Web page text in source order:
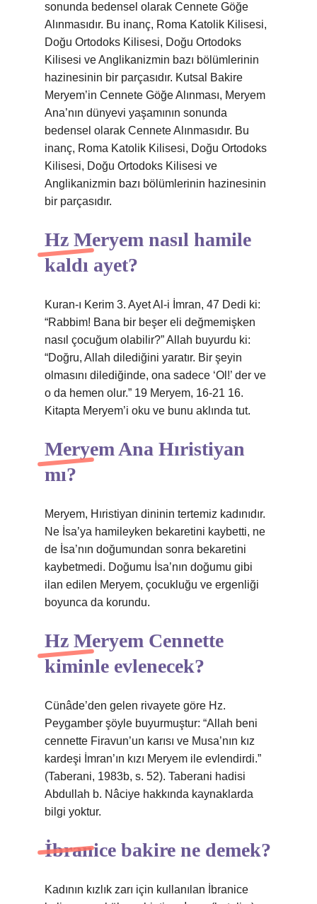
sonunda bedensel olarak Cennete Göğe
Alınmasıdır. Bu inanç, Roma Katolik Kilisesi,
Doğu Ortodoks Kilisesi, Doğu Ortodoks
Kilisesi ve Anglikanizmin bazı bölümlerinin
hazinesinin bir parçasıdır. Kutsal Bakire
Meryem’in Cennete Göğe Alınması, Meryem
Ana’nın dünyevi yaşamının sonunda
bedensel olarak Cennete Alınmasıdır. Bu
inanç, Roma Katolik Kilisesi, Doğu Ortodoks
Kilisesi, Doğu Ortodoks Kilisesi ve
Anglikanizmin bazı bölümlerinin hazinesinin
bir parçasıdır.
Hz Meryem nasıl hamile
kaldı ayet?
Kuran-ı Kerim 3. Ayet Al-i İmran, 47 Dedi ki:
“Rabbim! Bana bir beşer eli değmemişken
nasıl çocuğum olabilir?” Allah buyurdu ki:
“Doğru, Allah dilediğini yaratır. Bir şeyin
olmasını dilediğinde, ona sadece ‘Ol!’ der ve
o da hemen olur.” 19 Meryem, 16-21 16.
Kitapta Meryem’i oku ve bunu aklında tut.
Meryem Ana Hıristiyan
mı?
Meryem, Hıristiyan dininin tertemiz kadınıdır.
Ne İsa’ya hamileyken bekaretini kaybetti, ne
de İsa’nın doğumundan sonra bekaretini
kaybetmedi. Doğumu İsa’nın doğumu gibi
ilan edilen Meryem, çocukluğu ve ergenliği
boyunca da korundu.
Hz Meryem Cennette
kiminle evlenecek?
Cünâde’den gelen rivayete göre Hz.
Peygamber şöyle buyurmuştur: “Allah beni
cennette Firavun’un karısı ve Musa’nın kız
kardeşi İmran’ın kızı Meryem ile evlendirdi.”
(Taberani, 1983b, s. 52). Taberani hadisi
Abdullah b. Nâciye hakkında kaynaklarda
bilgi yoktur.
İbranice bakire ne demek?
Kadının kızlık zarı için kullanılan İbranice